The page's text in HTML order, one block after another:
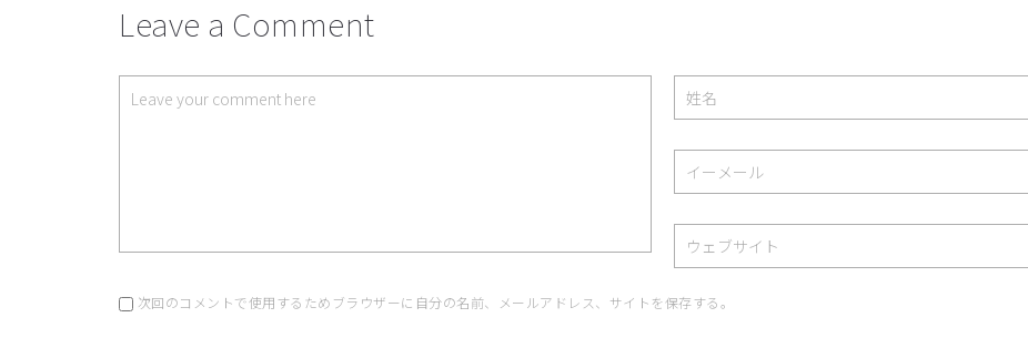
Leave a Comment
次回のコメントで使用するためブラウザーに自分の名前、メールアドレス、サイトを保存する。